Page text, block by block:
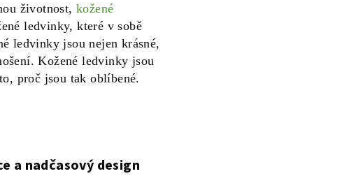
životnost,kožené
ledvinky, které v sobě
ledvinky jsou nejen krásné,
Kožené ledvinky jsou
proč jsou tak oblíbené.
a nadčasový design